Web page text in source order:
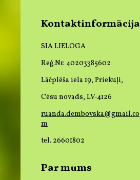
Kontaktinformācija
SIA LIELOGA
Reģ.Nr. 40203385602
Lāčplēša iela 19, Priekuļi,
Cēsu novads, LV-4126
ruanda.dembovska@gmail.co
m
tel. 26601802
Par mums